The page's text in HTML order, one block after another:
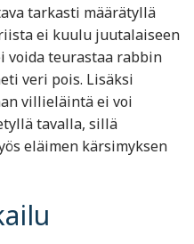
tarkasti määrätyllä
ei kuulu juutalaiseen
voida teurastaa rabbin
veri pois. Lisäksi
villieläintä ei voi
tavalla, sillä
eläimen kärsimyksen